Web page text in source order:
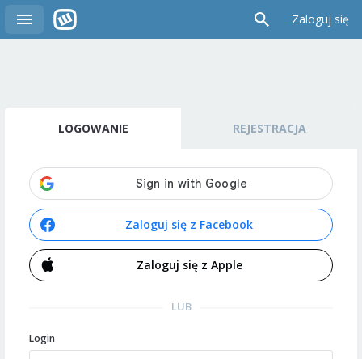
Zaloguj się
LOGOWANIE REJESTRACJA
Zaloguj się z Facebook
Zaloguj się z Apple
LUB
Login